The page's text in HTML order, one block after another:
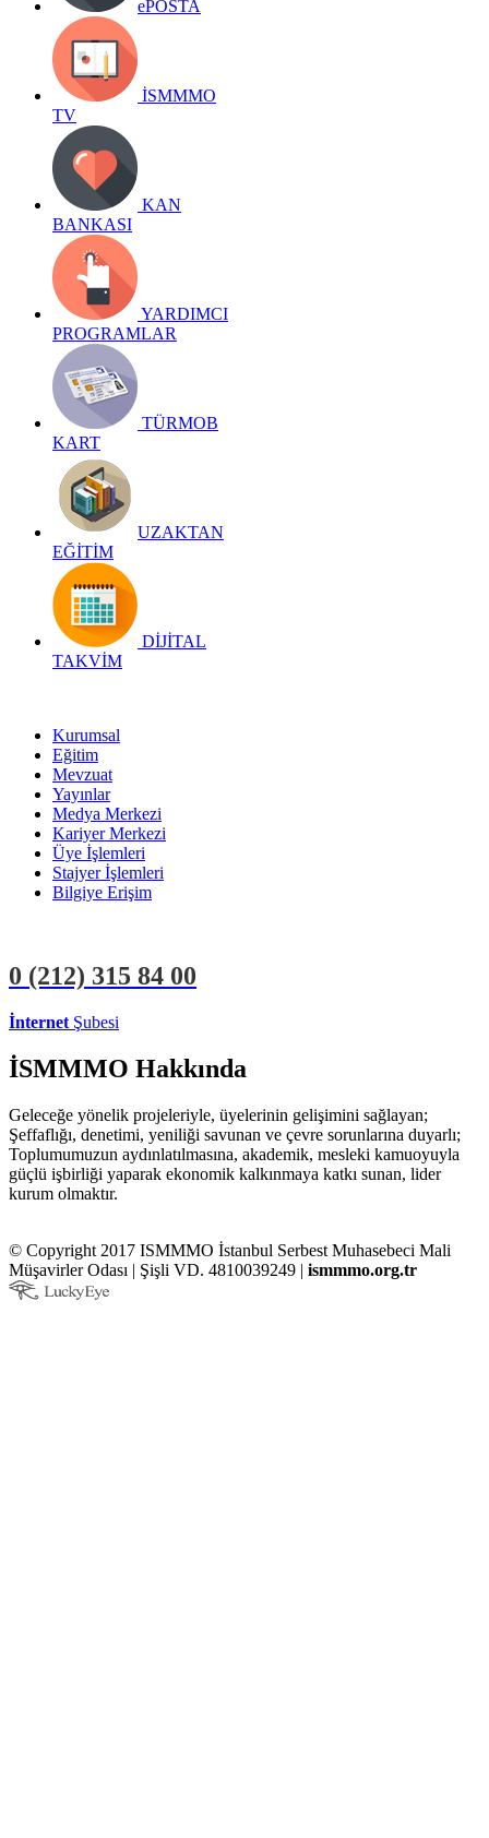
ePOSTA
İSMMMO
TV
KAN
BANKASI
YARDIMCI
PROGRAMLAR
TÜRMOB
KART
UZAKTAN
EĞİTİM
DİJİTAL
TAKVİM
Kurumsal
Eğitim
Mevzuat
Yayınlar
Medya Merkezi
Kariyer Merkezi
Üye İşlemleri
Stajyer İşlemleri
Bilgiye Erişim
0 (212) 315 84 00
İnternet Şubesi
İSMMMO Hakkında
Geleceğe yönelik projeleriyle, üyelerinin gelişimini sağlayan;
Şeffaflığı, denetimi, yeniliği savunan ve çevre sorunlarına duyarlı;
Toplumumuzun aydınlatılmasına, akademik, mesleki kamuoyuyla
güçlü işbirliği yaparak ekonomik kalkınmaya katkı sunan, lider
kurum olmaktır.
© Copyright 2017 ISMMMO İstanbul Serbest Muhasebeci Mali
Müşavirler Odası | Şişli VD. 4810039249 | ismmmo.org.tr